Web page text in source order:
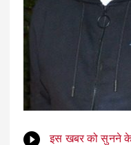
इस खबर को सुनने के